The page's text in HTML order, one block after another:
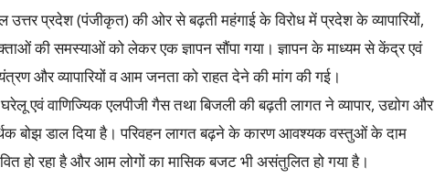
उत्तर प्रदेश (पंजीकृत) की ओर से बढ़ती महंगाई के विरोध में प्रदेश के व्यापारियों,
की समस्याओं को लेकर एक ज्ञापन सौंपा गया। ज्ञापन के माध्यम से केंद्र एवं
और व्यापारियों व आम जनता को राहत देने की मांग की गई।
एवं वाणिज्यिक एलपीजी गैस तथा बिजली की बढ़ती लागत ने व्यापार, उद्योग और
बोझ डाल दिया है। परिवहन लागत बढ़ने के कारण आवश्यक वस्तुओं के दाम
हो रहा है और आम लोगों का मासिक बजट भी असंतुलित हो गया है।